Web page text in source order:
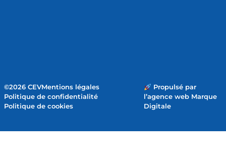
©2026 CEVMentions légales
Politique de confidentialité
Politique de cookies
Propulsé par
l’agence web Marque
Digitale